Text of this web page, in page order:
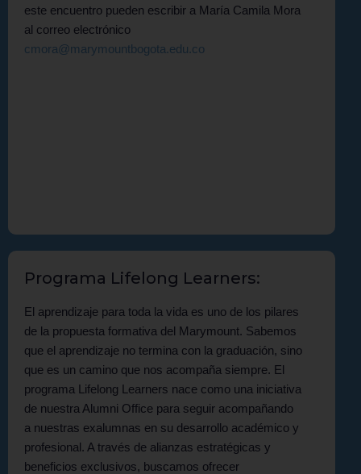
este encuentro pueden escribir a María Camila Mora
al correo electrónico
cmora@marymountbogota.edu.co
Programa Lifelong Learners:
El aprendizaje para toda la vida es uno de los pilares
de la propuesta formativa del Marymount. Sabemos
que el aprendizaje no termina con la graduación, sino
que es un camino que nos acompaña siempre. El
programa Lifelong Learners nace como una iniciativa
de nuestra Alumni Office para seguir acompañando
a nuestras exalumnas en su desarrollo académico y
profesional. A través de alianzas estratégicas y
beneficios exclusivos, buscamos ofrecer